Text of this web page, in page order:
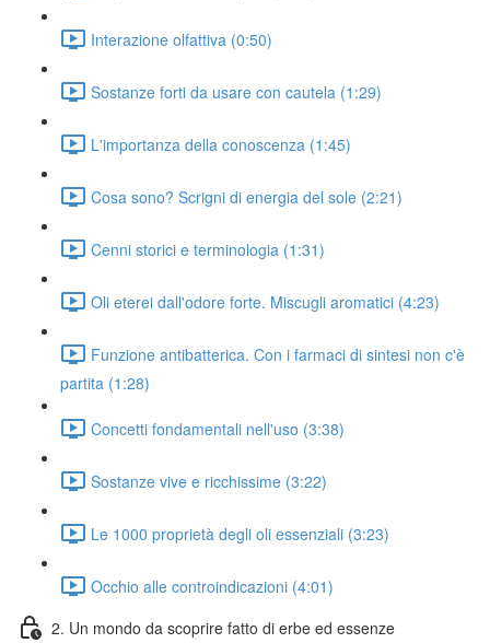
Interazione olfattiva (0:50)
Sostanze forti da usare con cautela (1:29)
L'importanza della conoscenza (1:45)
Cosa sono? Scrigni di energia del sole (2:21)
Cenni storici e terminologia (1:31)
Oli eterei dall'odore forte. Miscugli aromatici (4:23)
Funzione antibatterica. Con i farmaci di sintesi non c'è
partita (1:28)
Concetti fondamentali nell'uso (3:38)
Sostanze vive e ricchissime (3:22)
Le 1000 proprietà degli oli essenziali (3:23)
Occhio alle controindicazioni (4:01)
2. Un mondo da scoprire fatto di erbe ed essenze